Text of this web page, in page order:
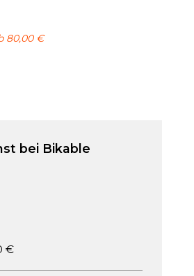
80,00 €
bei Bikable
€